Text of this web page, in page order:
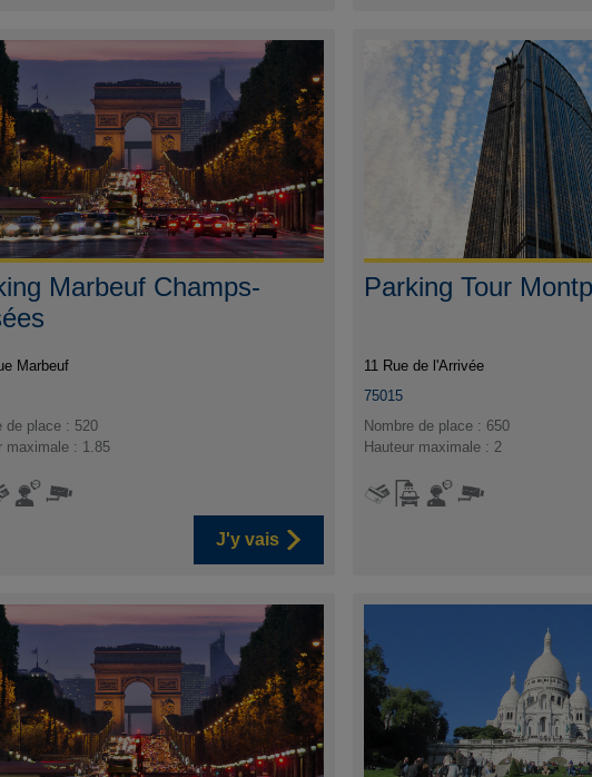
Marbeuf Champs-
Marbeuf
de place : 520
maximale : 1.85
J'y vais
Parking Tour
11 Rue de l'Arrivée
75015
Nombre de place : 650
Hauteur maximale : 2